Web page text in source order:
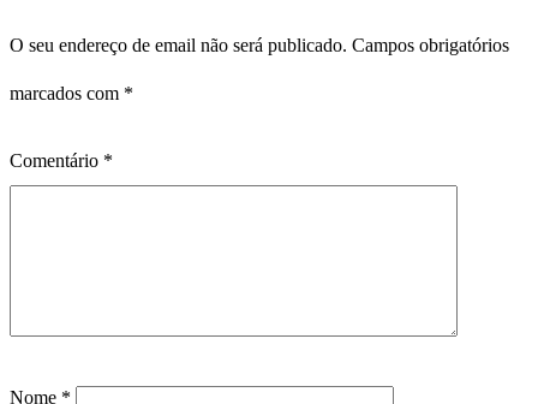
O seu endereço de email não será publicado. Campos obrigatórios
marcados com *
Comentário *
Nome *